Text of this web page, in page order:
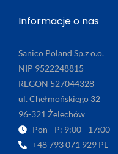
Informacje o nas
Sanico Poland Sp.z o.o.
NIP 9522248815
REGON 527044328
ul. Chełmońskiego 32
96-321 Żelechów
Pon - P: 9:00 - 17:00
+48 793 071 929 PL